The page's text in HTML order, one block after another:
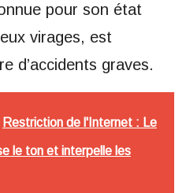
pour son état
virages, est
d’accidents graves.
Restriction de l'Internet : Le
le ton et interpelle les